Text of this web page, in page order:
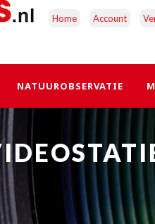
Home Account
NATUUROBSERVATIE